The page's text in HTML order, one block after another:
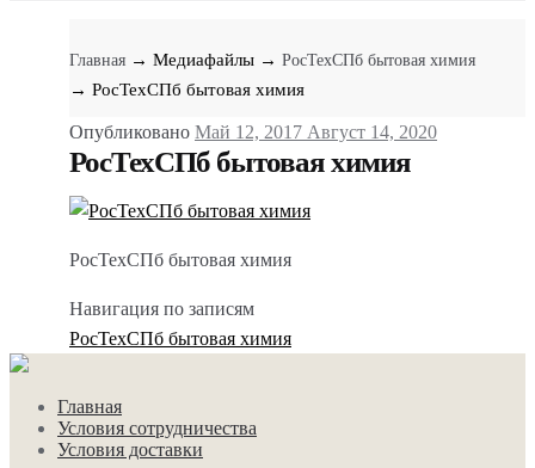
Главная → Медиафайлы → РосТехСПб бытовая химия
→ РосТехСПб бытовая химия
Опубликовано Май 12, 2017 Август 14, 2020
РосТехСПб бытовая химия
РосТехСПб бытовая химия
Навигация по записям
РосТехСПб бытовая химия
Главная
Условия сотрудничества
Условия доставки